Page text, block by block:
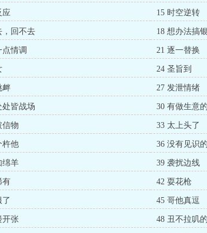
应 15 时空逆转
，回不去 18 想办法搞
点情调 21 逐一替换
24 圣旨到
衅 27 发泄情绪
处皆战场 30 有做生意
信物 33 太上头了
杵他 36 没有见识
绵羊 39 袭扰边线
有 42 耍花枪
了 45 哥他真逗
开张 48 丑不拉叽